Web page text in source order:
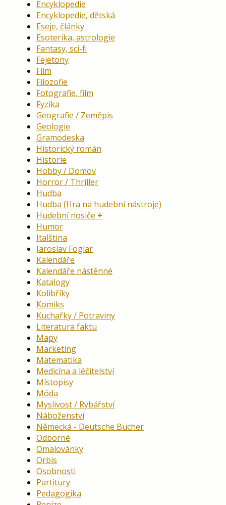
Encyklopedie
Encyklopedie, dětská
Eseje, články
Esoterika, astrologie
Fantasy, sci-fi
Fejetony
Film
Filozofie
Fotografie, film
Fyzika
Geografie / Zeměpis
Geologie
Gramodeska
Historický román
Historie
Hobby / Domov
Horror / Thriller
Hudba
Hudba (Hra na hudební nástroje)
Hudební nosiče
Humor
Italština
Jaroslav Foglar
Kalendáře
Kalendáře nástěnné
Katalogy
Kolibříky
Komiks
Kuchařky / Potraviny
Literatura faktu
Mapy
Marketing
Matematika
Medicína a léčitelství
Místopisy
Móda
Myslivost / Rybářství
Náboženství
Německá - Deutsche Bücher
Odborné
Omalovánky
Orbis
Osobnosti
Partitury
Pedagogika